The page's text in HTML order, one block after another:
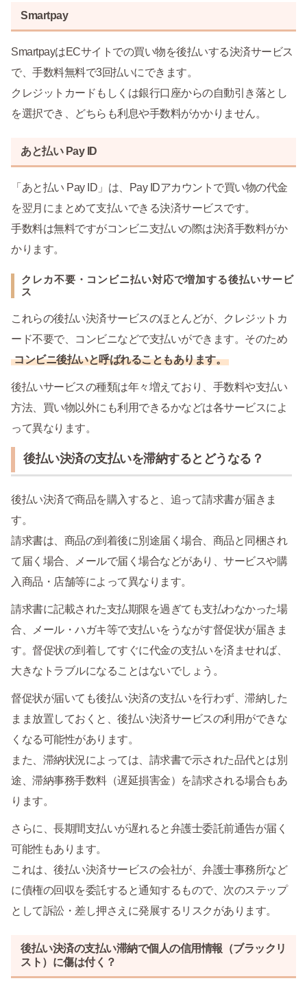
Smartpay
SmartpayはECサイトでの買い物を後払いする決済サービス
で、手数料無料で3回払いにできます。
クレジットカードもしくは銀行口座からの自動引き落とし
を選択でき、どちらも利息や手数料がかかりません。
あと払い Pay ID
「あと払い Pay ID」は、Pay IDアカウントで買い物の代金
を翌月にまとめて支払いできる決済サービスです。
手数料は無料ですがコンビニ支払いの際は決済手数料がか
かります。
クレカ不要・コンビニ払い対応で増加する後払いサービ
ス
これらの後払い決済サービスのほとんどが、クレジットカ
ード不要で、コンビニなどで支払いができます。そのため
コンビニ後払いと呼ばれることもあります。
後払いサービスの種類は年々増えており、手数料や支払い
方法、買い物以外にも利用できるかなどは各サービスによ
って異なります。
後払い決済の支払いを滞納するとどうなる？
後払い決済で商品を購入すると、追って請求書が届きま
す。
請求書は、商品の到着後に別途届く場合、商品と同梱され
て届く場合、メールで届く場合などがあり、サービスや購
入商品・店舗等によって異なります。
請求書に記載された支払期限を過ぎても支払わなかった場
合、メール・ハガキ等で支払いをうながす督促状が届きま
す。督促状の到着してすぐに代金の支払いを済ませれば、
大きなトラブルになることはないでしょう。
督促状が届いても後払い決済の支払いを行わず、滞納した
まま放置しておくと、後払い決済サービスの利用ができな
くなる可能性があります。
また、滞納状況によっては、請求書で示された品代とは別
途、滞納事務手数料（遅延損害金）を請求される場合もあ
ります。
さらに、長期間支払いが遅れると弁護士委託前通告が届く
可能性もあります。
これは、後払い決済サービスの会社が、弁護士事務所など
に債権の回収を委託すると通知するもので、次のステップ
として訴訟・差し押さえに発展するリスクがあります。
後払い決済の支払い滞納で個人の信用情報（ブラックリ
スト）に傷は付く？